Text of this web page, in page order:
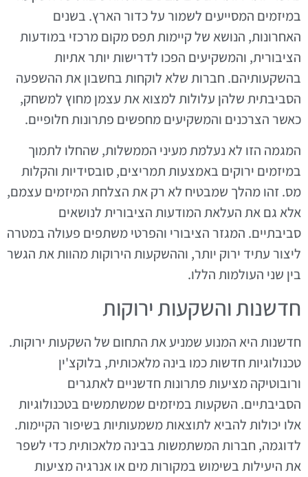
במיזמים המסייעים לשמור על כדור הארץ. בשנים
האחרונות, הנושא של קיימות תפס מקום מרכזי במודעות
הציבורית, והמשקיעים הפכו לדרישות יותר אתיות
בהשקעותיהם. חברות שלא לוקחות בחשבון את ההשפעה
הסביבתית שלהן עלולות למצוא את עצמן מחוץ למשחק,
כאשר הצרכנים והמשקיעים מחפשים פתרונות חלופיים.
המגמה הזו לא נעלמת מעיני הממשלות, שהחלו לתמוך
במיזמים ירוקים באמצעות תמריצים, סובסידיות והקלות
מס. זהו מהלך שמבטיח לא רק את הצלחת המיזמים עצמם,
אלא גם את העלאת המודעות הציבורית לנושאים
סביבתיים. המגזר הציבורי והפרטי משתפים פעולה במטרה
ליצור עתיד ירוק יותר, וההשקעות הירוקות מהוות את הגשר
בין שני העולמות הללו.
חדשנות והשקעות ירוקות
חדשנות היא המנוע שמניע את התחום של השקעות ירוקות.
טכנולוגיות חדשות כמו בינה מלאכותית, בלוקצ'ין
ורובוטיקה מציעות פתרונות חדשניים לאתגרים
הסביבתיים. השקעות במיזמים שמשתמשים בטכנולוגיות
אלו יכולות להביא לתוצאות משמעותיות בשיפור הקיימות.
לדוגמה, חברות המשתמשות בבינה מלאכותית כדי לשפר
את היעילות בשימוש במקורות מים או אנרגיה מציעות